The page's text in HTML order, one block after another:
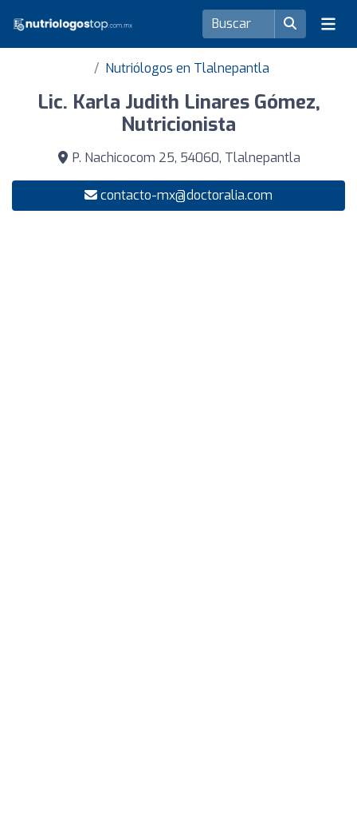
Nutriólogos en Tlalnepantla
Lic. Karla Judith Linares Gómez,
Nutricionista
P. Nachicocom 25, 54060, Tlalnepantla
contacto-mx@doctoralia.com